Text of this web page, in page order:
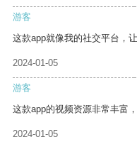
游客
这款app就像我的社交平台，
2024-01-05
游客
这款app的视频资源非常丰富
2024-01-05